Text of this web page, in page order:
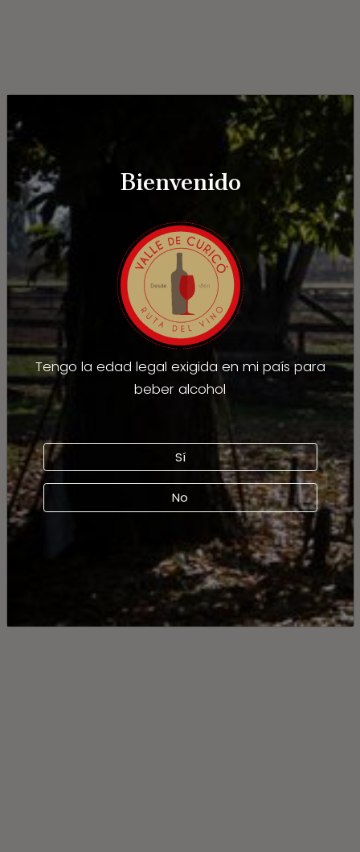
Bienvenido
Tengo la edad legal exigida en mi país para
beber alcohol
Sí
No
Los Queñes
Los Quenes, Romeral, Chile
¿Cómo llegar?
Ver detalle